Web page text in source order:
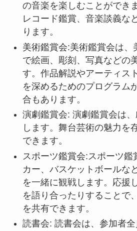
の音楽を楽しむことができ
レコード鑑賞、音楽談義な
ります。
美術鑑賞会:美術鑑賞会は、
で絵画、彫刻、写真などの
す。作品解説やアーティス
を深めるためのプログラム
合もあります。
演劇鑑賞会: 演劇鑑賞会は
します。舞台芸術の魅力を
できます。
スポーツ鑑賞会:スポーツ鑑
カー、バスケットボールな
を一緒に観戦します。応援
を語り合ったりすることで
を共有できます。
読書会: 読書会は、参加者